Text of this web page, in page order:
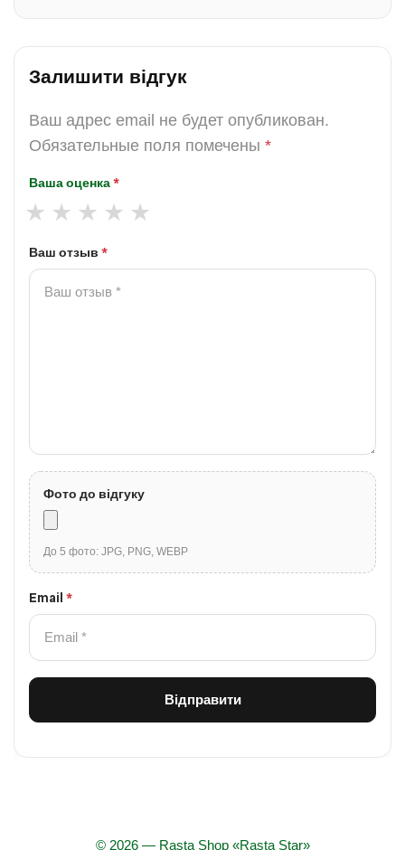
Залишити відгук
Ваш адрес email не будет опубликован.
Обязательные поля помечены *
Ваша оценка*
Ваш отзыв *
Фото до відгуку
До 5 фото: JPG, PNG, WEBP
Email *
© 2026 — Rasta Shop «Rasta Star»